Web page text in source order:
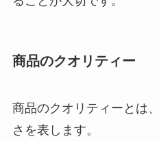
商品のクオリティー
商品のクオリティーとは
さを表します。